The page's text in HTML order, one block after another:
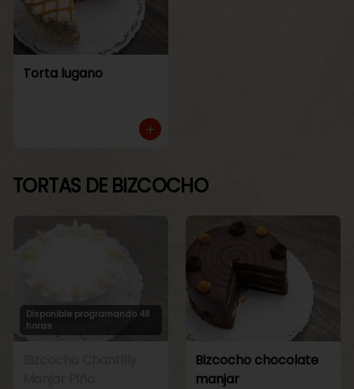
Torta lugano
TORTAS DE BIZCOCHO
Disponible programando 48
horas
Bizcocho chocolate
manjar